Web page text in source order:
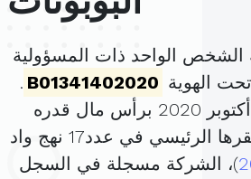
الشخص الواحد ذات المسؤولية
الهوية B01341402020
.
، ويقع مقرها الرئيسي في عدد17 نهج واد
)، الشركة مسجلة في السجل